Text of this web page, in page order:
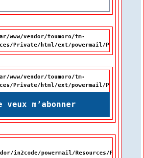
vendor/toumoro/tm-
Private/html/ext/powermail/Partials/
vendor/toumoro/tm-
Private/html/ext/powermail/Partials/
veux m’abonner
in2code/powermail/Resources/Private/